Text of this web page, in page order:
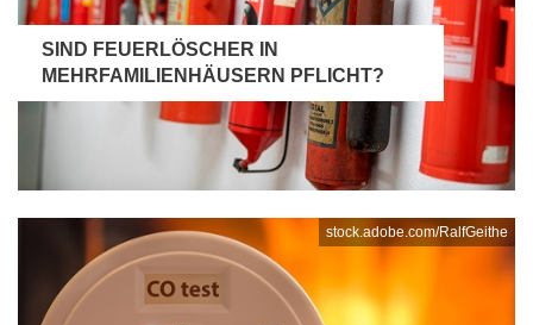
SIND FEUERLÖSCHER IN
MEHRFAMILIENHÄUSERN PFLICHT?
stock.adobe.com/RalfGeithe